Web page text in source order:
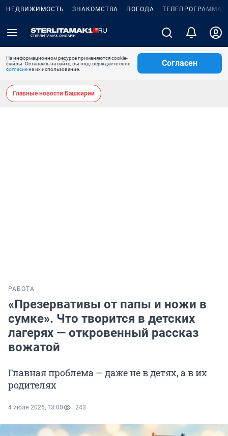
НЕДВИЖИМОСТЬ ЗНАКОМСТВА ПОГОДА ТЕЛЕПРОГРАММА
На информационном ресурсе применяются cookie-
файлы. Оставаясь на сайте, вы подтверждаете свое
согласиена их использование.
Согласен
Главные новости Башкирии
РАБОТА
«Презервативы от папы и ножи в
сумке». Что творится в детских
лагерях — откровенный рассказ
вожатой
Главная проблема — даже не в детях, а в их
родителях
4 июля 2026, 13:00 243